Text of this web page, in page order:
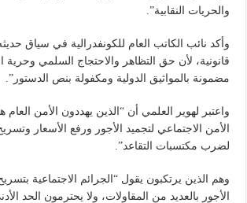
والحريات النقابية”.
وأكد نائب الكاتب العام للكونفدرالية في سياق
قانونية، لأن حق التظاهر والاحتجاج السلمي وحرية
مضمونة بالمواثيق الدولية ومكفولة بنص الدستور”.
واعتبر لهوير العلمي أن “الذين يهددون الأمن العام
الأمن الاجتماعي لتجميد الأجور ورفع الأسعار
لضرب مكتسبات التقاعد”.
وهم الذين يرتكبون يقول “الجرائم الاجتماعية
الأجور بالعديد من المقاولات، ولا يحترمون الحد